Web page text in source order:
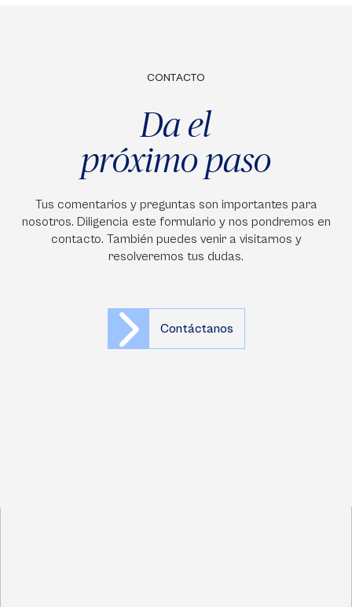
CONTACTO
Da el
próximo paso
Tus comentarios y preguntas son importantes para
nosotros. Diligencia este formulario y nos pondremos en
contacto. También puedes venir a visitarnos y
resolveremos tus dudas.
Contáctanos